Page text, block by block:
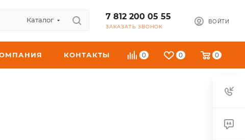
Каталог 7 812 200 05 55
ЗАКАЗАТЬ ЗВОНОК
ВОЙТИ
0 0 0
КОНТАКТЫ